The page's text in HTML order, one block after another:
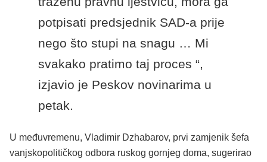
potpisati predsjednik SAD-a prije
nego što stupi na snagu … Mi
svakako pratimo taj proces “,
izjavio je Peskov novinarima u
petak.
U međuvremenu, Vladimir Dzhabarov, prvi zamjenik šefa
vanjskopolitičkog odbora ruskog gornjeg doma, sugerirao